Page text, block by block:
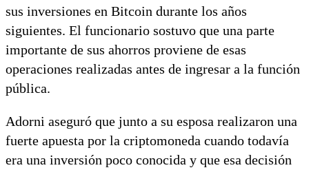
sus inversiones en Bitcoin durante los años
siguientes. El funcionario sostuvo que una parte
importante de sus ahorros proviene de esas
operaciones realizadas antes de ingresar a la función
pública.
Adorni aseguró que junto a su esposa realizaron una
fuerte apuesta por la criptomoneda cuando todavía
era una inversión poco conocida y que esa decisión